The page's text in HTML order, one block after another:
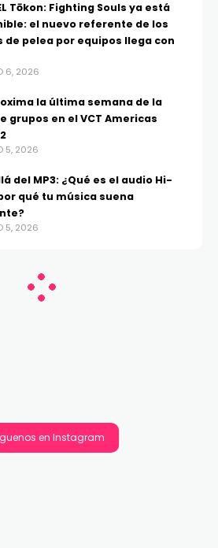
Tōkon: Fighting Souls ya está
el nuevo referente de los
de pelea por equipos llega con
6, 2026
la última semana de la
grupos en el VCT Americas
5, 2026
del MP3: ¿Qué es el audio Hi-
qué tu música suena
5, 2026
en Instagram